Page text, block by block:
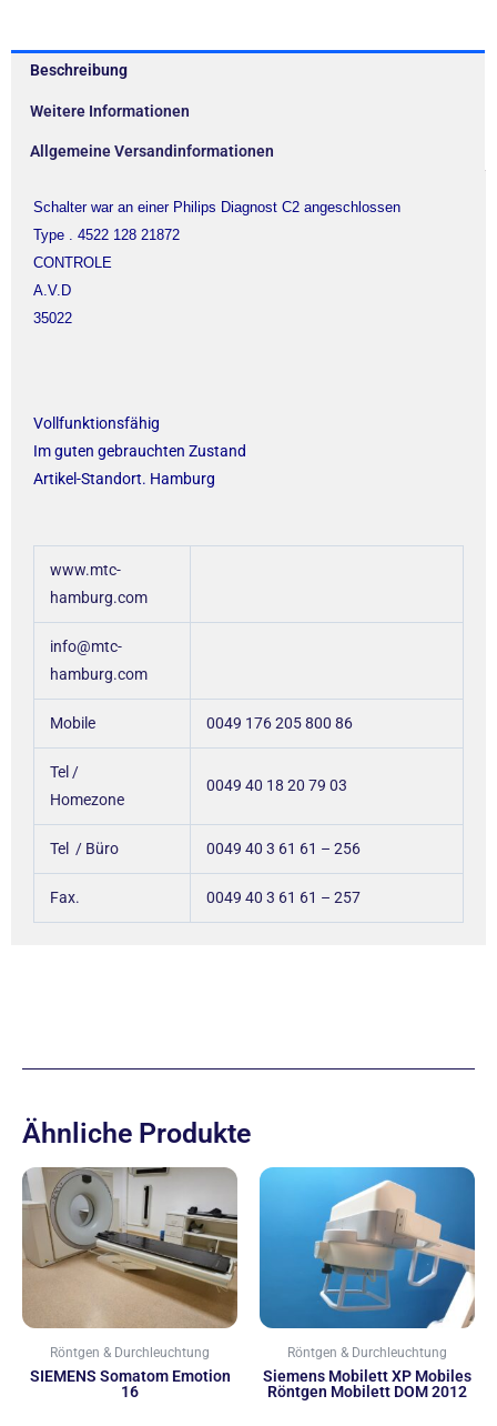
Beschreibung
Weitere Informationen
Allgemeine Versandinformationen
Schalter war an einer Philips Diagnost C2 angeschlossen
Type . 4522 128 21872
CONTROLE
A.V.D
35022
Vollfunktionsfähig
Im guten gebrauchten Zustand
Artikel-Standort. Hamburg
www.mtc-
hamburg.com
info@mtc-
hamburg.com
Mobile 0049 176 205 800 86
Tel /
Homezone
0049 40 18 20 79 03
Tel / Büro 0049 40 3 61 61 – 256
Fax. 0049 40 3 61 61 – 257
Ähnliche Produkte
Röntgen & Durchleuchtung
SIEMENS Somatom Emotion
16
Röntgen & Durchleuchtung
Siemens Mobilett XP Mobiles
Röntgen Mobilett DOM 2012